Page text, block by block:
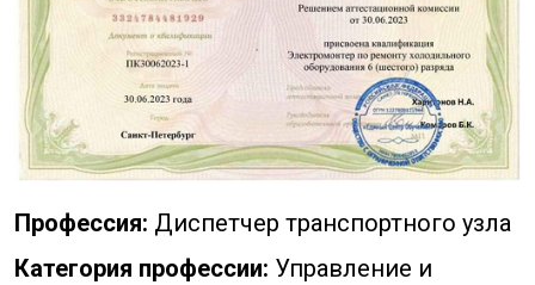
Профессия: Диспетчер транспортного узла
Категория профессии: Управление и